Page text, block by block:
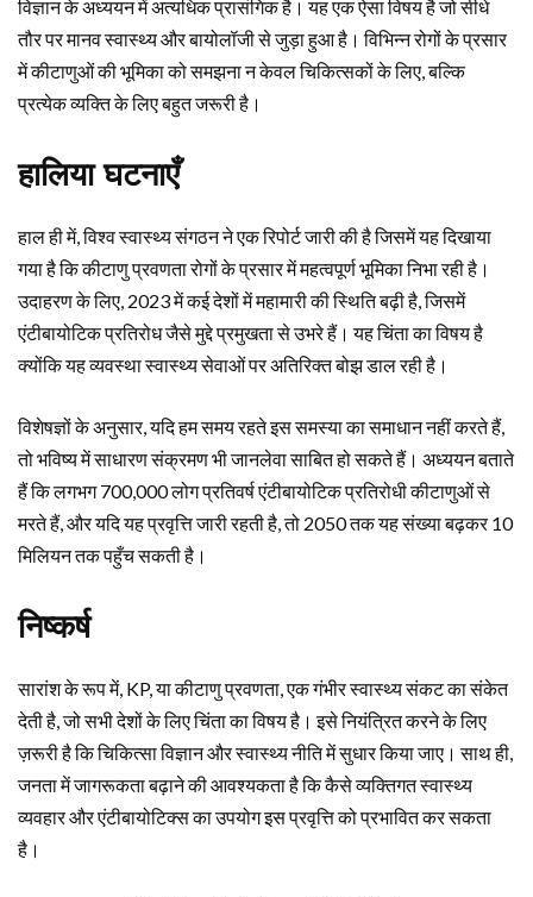
विज्ञान के अध्ययन में अत्यधिक प्रासंगिक है। यह एक ऐसा विषय है जो सीधे
तौर पर मानव स्वास्थ्य और बायोलॉजी से जुड़ा हुआ है। विभिन्न रोगों के प्रसार
में कीटाणुओं की भूमिका को समझना न केवल चिकित्सकों के लिए, बल्कि
प्रत्येक व्यक्ति के लिए बहुत जरूरी है।
हालिया घटनाएँ
हाल ही में, विश्व स्वास्थ्य संगठन ने एक रिपोर्ट जारी की है जिसमें यह दिखाया
गया है कि कीटाणु प्रवणता रोगों के प्रसार में महत्वपूर्ण भूमिका निभा रही है।
उदाहरण के लिए, 2023 में कई देशों में महामारी की स्थिति बढ़ी है, जिसमें
एंटीबायोटिक प्रतिरोध जैसे मुद्दे प्रमुखता से उभरे हैं। यह चिंता का विषय है
क्योंकि यह व्यवस्था स्वास्थ्य सेवाओं पर अतिरिक्त बोझ डाल रही है।
विशेषज्ञों के अनुसार, यदि हम समय रहते इस समस्या का समाधान नहीं करते हैं,
तो भविष्य में साधारण संक्रमण भी जानलेवा साबित हो सकते हैं। अध्ययन बताते
हैं कि लगभग 700,000 लोग प्रतिवर्ष एंटीबायोटिक प्रतिरोधी कीटाणुओं से
मरते हैं, और यदि यह प्रवृत्ति जारी रहती है, तो 2050 तक यह संख्या बढ़कर 10
मिलियन तक पहुँच सकती है।
निष्कर्ष
सारांश के रूप में, KP, या कीटाणु प्रवणता, एक गंभीर स्वास्थ्य संकट का संकेत
देती है, जो सभी देशों के लिए चिंता का विषय है। इसे नियंत्रित करने के लिए
ज़रूरी है कि चिकित्सा विज्ञान और स्वास्थ्य नीति में सुधार किया जाए। साथ ही,
जनता में जागरूकता बढ़ाने की आवश्यकता है कि कैसे व्यक्तिगत स्वास्थ्य
व्यवहार और एंटीबायोटिक्स का उपयोग इस प्रवृत्ति को प्रभावित कर सकता
है।